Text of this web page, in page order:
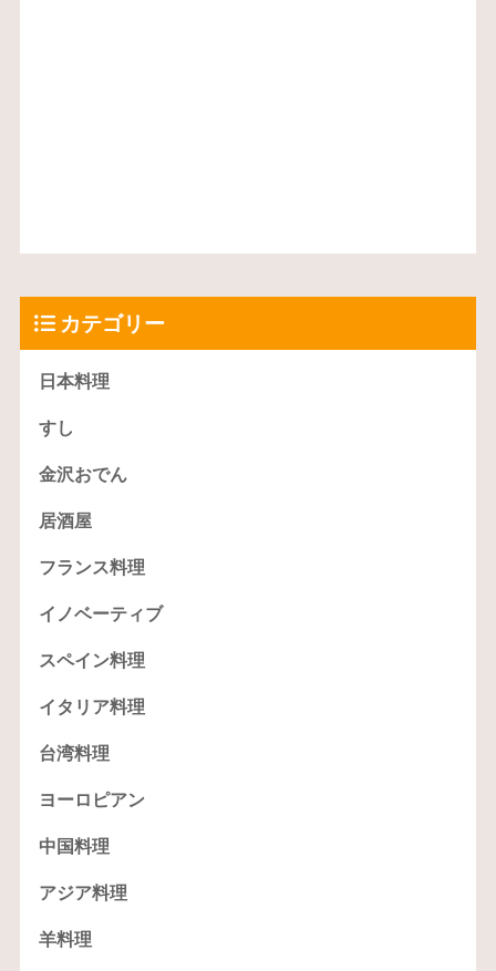
カテゴリー
日本料理
すし
金沢おでん
居酒屋
フランス料理
イノベーティブ
スペイン料理
イタリア料理
台湾料理
ヨーロピアン
中国料理
アジア料理
羊料理